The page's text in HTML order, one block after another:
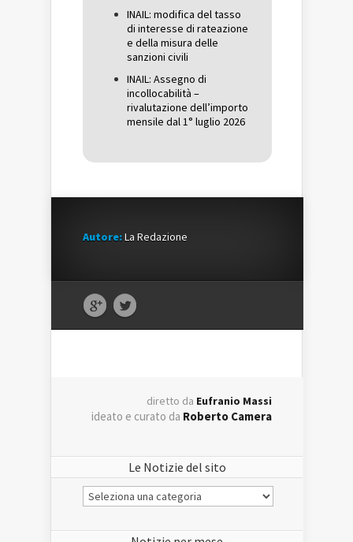
INAIL: modifica del tasso
di interesse di rateazione
e della misura delle
sanzioni civili
INAIL: Assegno di
incollocabilità –
rivalutazione dell’importo
mensile dal 1° luglio 2026
Autore:La Redazione
diretto da Eufranio Massi
ideato e curato da Roberto Camera
Le Notizie del sito
Le
Notizie